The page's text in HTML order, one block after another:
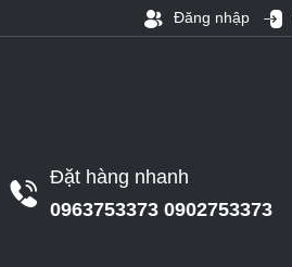
Đăng nhập
Đặt hàng nhanh
0963753373 0902753373